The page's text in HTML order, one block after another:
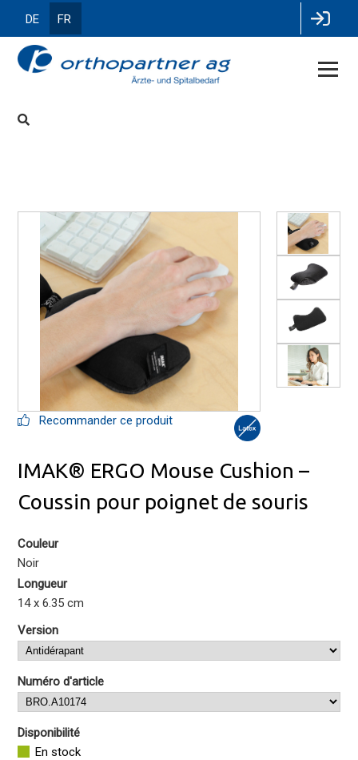
DE FR
Recommander ce produit
IMAK® ERGO Mouse Cushion –
Coussin pour poignet de souris
Couleur
Noir
Longueur
14 x 6.35 cm
Version
Numéro d'article
Disponibilité
En stock